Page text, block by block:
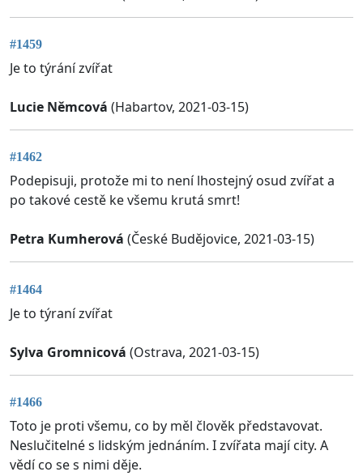
#1459
Je to týrání zvířat
Lucie Němcová (Habartov, 2021-03-15)
#1462
Podepisuji, protože mi to není lhostejný osud zvířat a
po takové cestě ke všemu krutá smrt!
Petra Kumherová (České Budějovice, 2021-03-15)
#1464
Je to týraní zvířat
Sylva Gromnicová (Ostrava, 2021-03-15)
#1466
Toto je proti všemu, co by měl člověk představovat.
Neslučitelné s lidským jednáním. I zvířata mají city. A
vědí co se s nimi děje.